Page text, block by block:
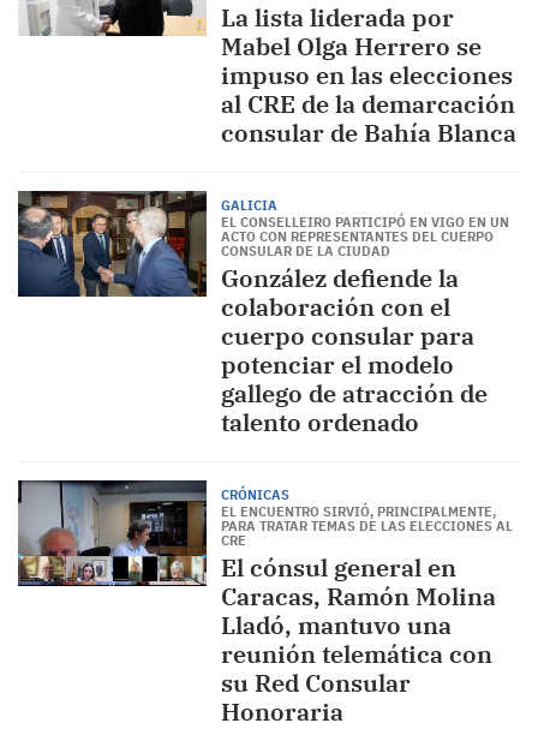
La lista liderada por
Mabel Olga Herrero se
impuso en las elecciones
al CRE de la demarcación
consular de Bahía Blanca
GALICIA
EL CONSELLEIRO PARTICIPÓ EN VIGO EN UN
ACTO CON REPRESENTANTES DEL CUERPO
CONSULAR DE LA CIUDAD
González defiende la
colaboración con el
cuerpo consular para
potenciar el modelo
gallego de atracción de
talento ordenado
CRÓNICAS
EL ENCUENTRO SIRVIÓ, PRINCIPALMENTE,
PARA TRATAR TEMAS DE LAS ELECCIONES AL
CRE
El cónsul general en
Caracas, Ramón Molina
Lladó, mantuvo una
reunión telemática con
su Red Consular
Honoraria